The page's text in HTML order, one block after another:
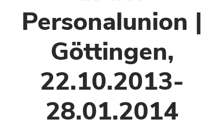
Personalunion |
Göttingen,
22.10.2013-
28.01.2014